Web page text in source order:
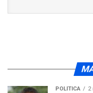
POLÍTICA 2